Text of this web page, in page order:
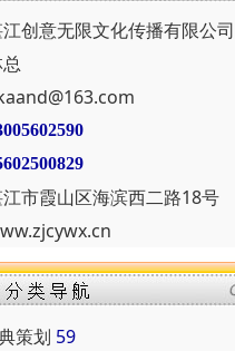
创意无限文化传播有限公司
市霞山区海滨西二路18号
策划 59